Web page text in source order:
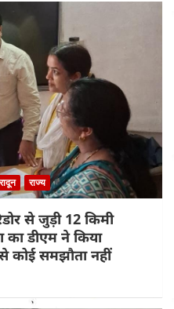
राज्य
से जुड़ी 12 किमी
का डीएम ने किया
से कोई समझौता नहीं